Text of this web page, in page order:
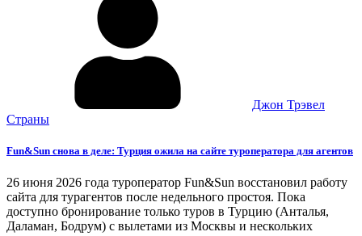
Джон Трэвел
Страны
Fun&Sun снова в деле: Турция ожила на сайте туроператора для агентов
26 июня 2026 года туроператор Fun&Sun восстановил работу
сайта для турагентов после недельного простоя. Пока
доступно бронирование только туров в Турцию (Анталья,
Даламан, Бодрум) с вылетами из Москвы и нескольких